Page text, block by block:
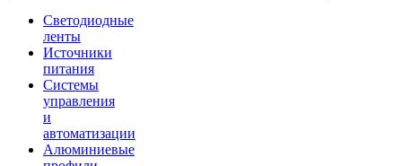
Светодиодные
ленты
Источники
питания
Системы
управления
и
автоматизации
Алюминиевые